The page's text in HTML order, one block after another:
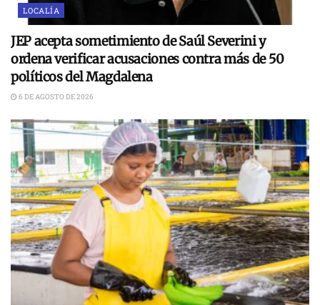
LOCALÍA
JEP acepta sometimiento de Saúl Severini y
ordena verificar acusaciones contra más de 50
políticos del Magdalena
6 DE AGOSTO DE 2026